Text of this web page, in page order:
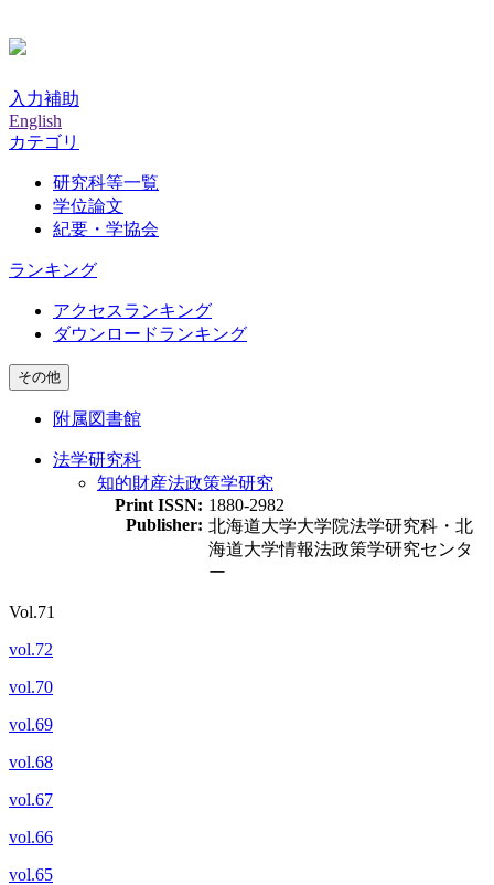
入力補助
English
カテゴリ
研究科等一覧
学位論文
紀要・学協会
ランキング
アクセスランキング
ダウンロードランキング
その他
附属図書館
法学研究科
知的財産法政策学研究
Print ISSN: 1880-2982
Publisher: 北海道大学大学院法学研究科・北
海道大学情報法政策学研究センタ
ー
Vol.71
vol.72
vol.70
vol.69
vol.68
vol.67
vol.66
vol.65